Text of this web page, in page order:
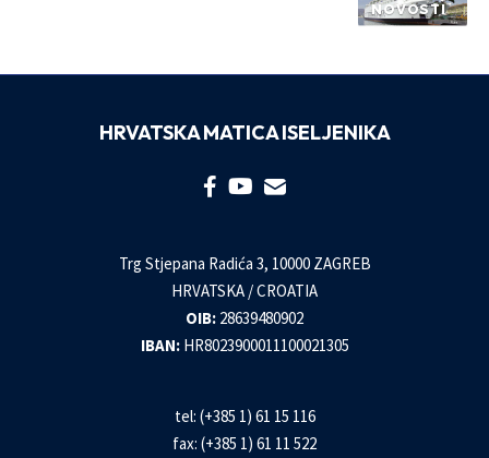
NOVOSTI
HRVATSKA MATICA ISELJENIKA
Trg Stjepana Radića 3, 10000 ZAGREB
HRVATSKA / CROATIA
OIB: 28639480902
IBAN: HR8023900011100021305
tel: (+385 1) 61 15 116
fax: (+385 1) 61 11 522